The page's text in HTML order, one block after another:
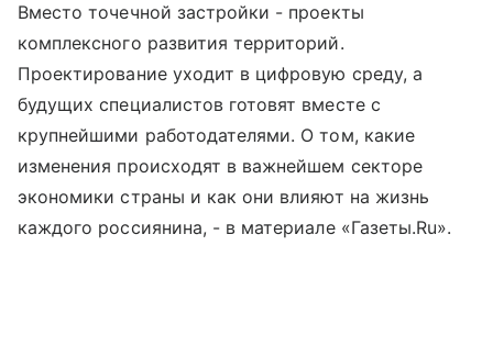
Вместо точечной застройки - проекты
комплексного развития территорий.
Проектирование уходит в цифровую среду, а
будущих специалистов готовят вместе с
крупнейшими работодателями. О том, какие
изменения происходят в важнейшем секторе
экономики страны и как они влияют на жизнь
каждого россиянина, - в материале «Газеты.Ru».